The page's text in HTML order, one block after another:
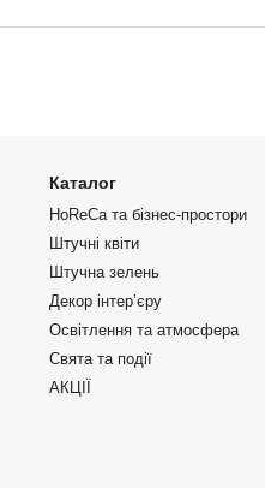
Каталог
HoReCa та бізнес-простори
Штучні квіти
Штучна зелень
Декор інтер’єру
Освітлення та атмосфера
Свята та події
АКЦІЇ